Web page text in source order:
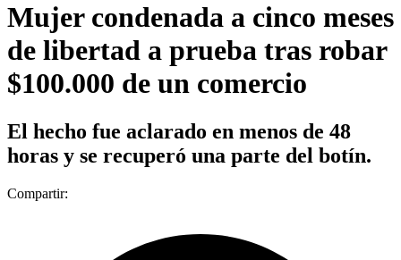
Mujer condenada a cinco meses
de libertad a prueba tras robar
$100.000 de un comercio
El hecho fue aclarado en menos de 48
horas y se recuperó una parte del botín.
Compartir: